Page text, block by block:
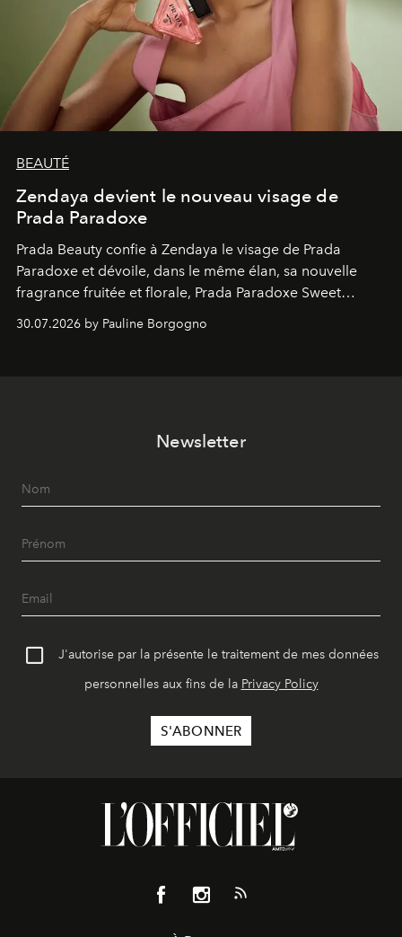
BEAUTÉ
Zendaya devient le nouveau visage de
Prada Paradoxe
Prada Beauty confie à Zendaya le visage de Prada
Paradoxe et dévoile, dans le même élan, sa nouvelle
fragrance fruitée et florale, Prada Paradoxe Sweet
Chemistry Eau de Parfum.
30.07.2026 by Pauline Borgogno
Newsletter
J'autorise par la présente le traitement de mes données
personnelles aux fins de la Privacy Policy